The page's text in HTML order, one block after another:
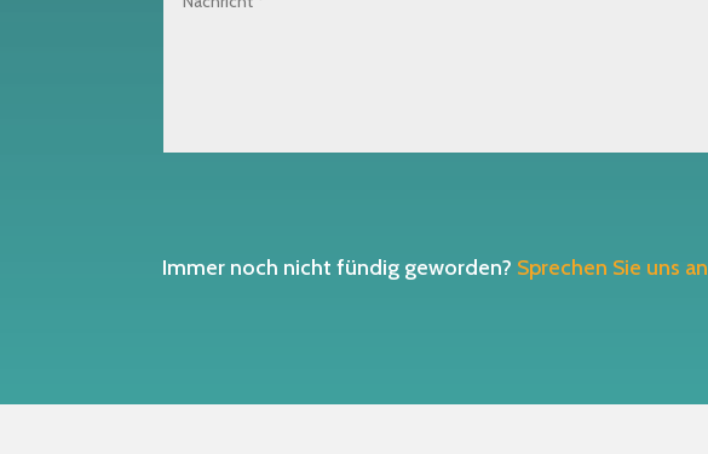
Immer noch nicht fündig geworden? Sprechen Sie uns an